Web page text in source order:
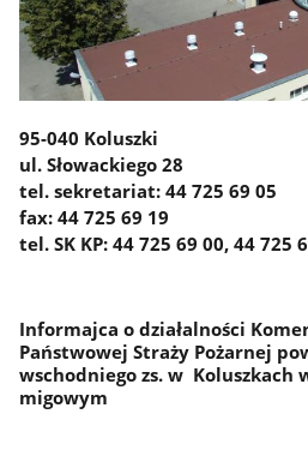
95-040 Koluszki
ul. Słowackiego 28
tel. sekretariat: 44 725 69 05
fax: 44 725 69 19
tel. SK KP: 44 725 69 00, 44 725
Informajca o działalności
Państwowej Straży Pożarnej
wschodniego zs. w Koluszkach
migowym